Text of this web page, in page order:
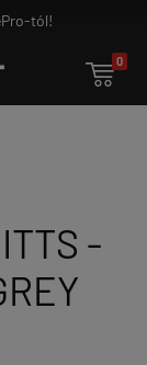
Game - az igazi

0
-